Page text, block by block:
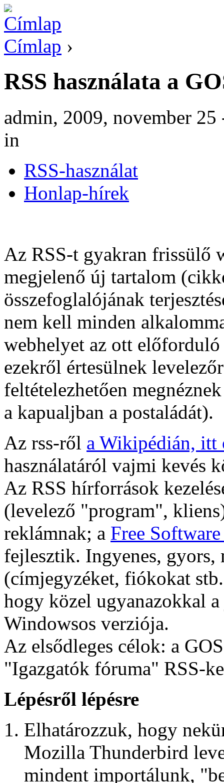
Címlap ›
RSS használata a
admin, 2009, november 25
in
RSS-használat
Honlap-hírek
Az RSS-t gyakran frissülő
megjelenő új tartalom
összefoglalójának
nem kell minden
webhelyet az ott
ezekről értesülnek
feltételezhetően
a kapualjban a postaládát).
Az rss-ről a Wikipédián, itt
használatáról vajmi kevés
Az RSS hírforrások
(levelező "program",
reklámnak; a Free
fejlesztik. Ingyenes, gyors,
(címjegyzéket, fiókokat
hogy közel ugyanazokkal
Windowsos verziója.
Az elsődleges célok: a
"Igazgatók fóruma" RSS-
Lépésről lépésre
Elhatározzuk, hogy
Mozilla Thunderbird
mindent importálunk,